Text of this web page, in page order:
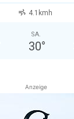
4.1kmh
SA.
30°
Anzeige